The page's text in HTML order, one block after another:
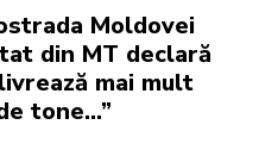
Moldovei
din MT declară
mai mult
tone…”